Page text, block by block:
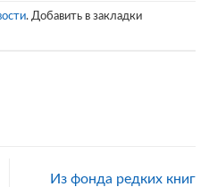
. Добавить в закладки
Из фонда редких книг